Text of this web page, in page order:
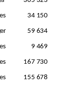
34 150
59 634
9 469
167 730
155 678